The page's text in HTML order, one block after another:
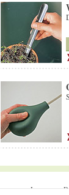
Impressum